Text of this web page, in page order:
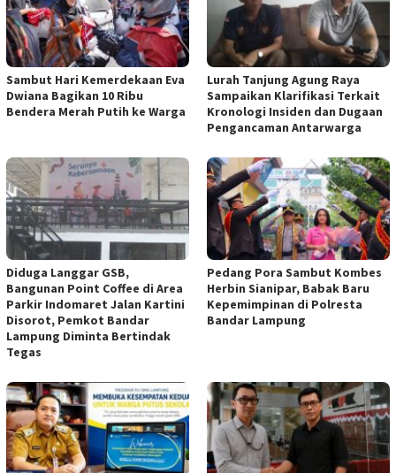
Sambut Hari Kemerdekaan Eva
Dwiana Bagikan 10 Ribu
Bendera Merah Putih ke Warga
Lurah Tanjung Agung Raya
Sampaikan Klarifikasi Terkait
Kronologi Insiden dan Dugaan
Pengancaman Antarwarga
Diduga Langgar GSB,
Bangunan Point Coffee di Area
Parkir Indomaret Jalan Kartini
Disorot, Pemkot Bandar
Lampung Diminta Bertindak
Tegas
Pedang Pora Sambut Kombes
Herbin Sianipar, Babak Baru
Kepemimpinan di Polresta
Bandar Lampung